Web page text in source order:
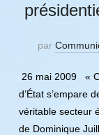
par
26 mai 2009 «
d’État s’empare
véritable secteur
de Dominique